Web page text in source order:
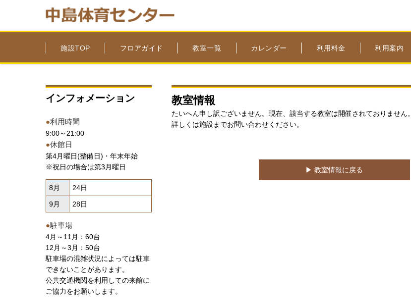
施設TOP フロアガイド 教室一覧 カレンダー 利用料金 利用案内
インフォメーション
●利用時間
9:00～21:00
●休館日
第4月曜日(整備日)・年末年始
※祝日の場合は第3月曜日
8月 24日
9月 28日
●駐車場
4月～11月：60台
12月～3月：50台
駐車場の混雑状況によっては駐車
できないことがあります。
公共交通機関を利用しての来館に
ご協力をお願いします。
教室情報
たいへん申し訳ございません。現在、該当する教室は開催されておりません。
詳しくは施設までお問い合わせください。
▶︎ 教室情報に戻る